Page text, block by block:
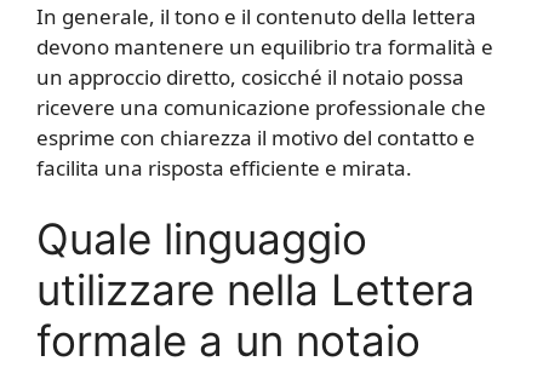
In generale, il tono e il contenuto della lettera
devono mantenere un equilibrio tra formalità e
un approccio diretto, cosicché il notaio possa
ricevere una comunicazione professionale che
esprime con chiarezza il motivo del contatto e
facilita una risposta efficiente e mirata.
Quale linguaggio
utilizzare nella Lettera
formale a un notaio